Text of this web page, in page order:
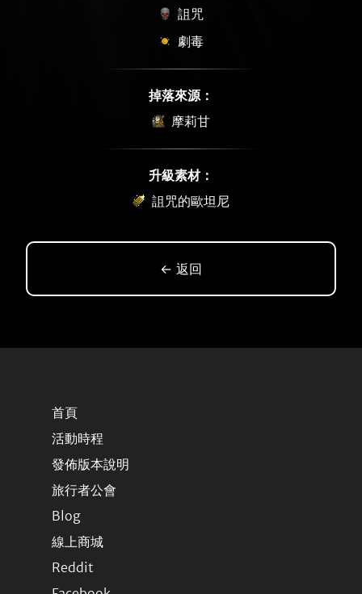
詛咒
劇毒
掉落來源：
摩莉甘
升級素材：
詛咒的歐坦尼
← 返回
首頁
活動時程
發佈版本說明
旅行者公會
Blog
線上商城
Reddit